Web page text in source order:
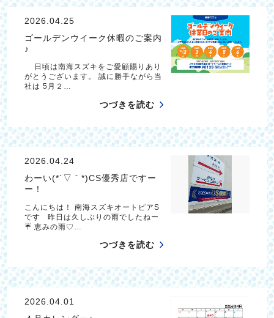
2026.04.25
ゴールデンウイーク休暇のご案内
♪
日頃は南海スズキをご愛顧賜りあり
がとうございます。 誠に勝手ながら当
社は 5月２…
つづきを読む
2026.04.24
わーい(*´▽｀*)CS優秀店ですー
ー！
こんにちは！ 南海スズキオートピアS
です 昨日は久しぶりの雨でしたねー
☔️ 恵みの雨♡…
つづきを読む
2026.04.01